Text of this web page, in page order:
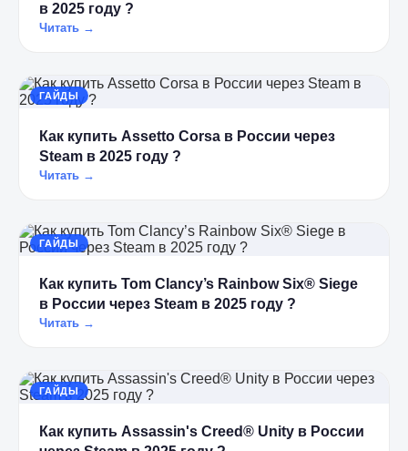
в 2025 году ?
Читать →
ГАЙДЫ
Как купить Assetto Corsa в России через
Steam в 2025 году ?
Читать →
ГАЙДЫ
Как купить Tom Clancy’s Rainbow Six® Siege
в России через Steam в 2025 году ?
Читать →
ГАЙДЫ
Как купить Assassin's Creed® Unity в России